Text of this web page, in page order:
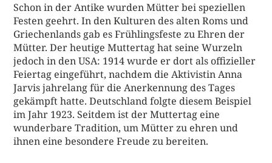
Schon in der Antike wurden Mütter bei speziellen
Festen geehrt. In den Kulturen des alten Roms und
Griechenlands gab es Frühlingsfeste zu Ehren der
Mütter. Der heutige Muttertag hat seine Wurzeln
jedoch in den USA: 1914 wurde er dort als offizieller
Feiertag eingeführt, nachdem die Aktivistin Anna
Jarvis jahrelang für die Anerkennung des Tages
gekämpft hatte. Deutschland folgte diesem Beispiel
im Jahr 1923. Seitdem ist der Muttertag eine
wunderbare Tradition, um Mütter zu ehren und
ihnen eine besondere Freude zu bereiten.